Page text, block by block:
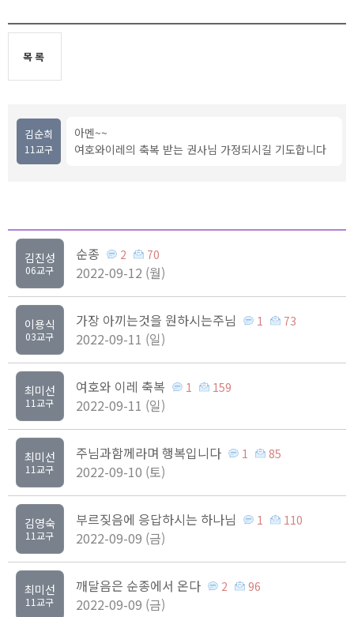
목록
김순희
11교구
아멘~~
여호와이레의 축복 받는 권사님 가정되시길 기도합니다
김진성
06교구
순종 2 70
2022-09-12 (월)
이용식
03교구
가장 아끼는것을 원하시는주님 1 73
2022-09-11 (일)
최미선
11교구
여호와 이레 축복 1 159
2022-09-11 (일)
최미선
11교구
주님과함께라며 행복입니다 1 85
2022-09-10 (토)
김영숙
11교구
부르짖음에 응답하시는 하나님 1 110
2022-09-09 (금)
최미선
11교구
깨달음은 순종에서 온다 2 96
2022-09-09 (금)